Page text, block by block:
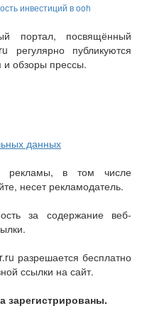
инвестиций в ooh
портал, посвящённый
регулярно публикуются
и обзоры прессы.
данных
рекламы, в том числе
несет рекламодатель.
за содержание веб-
разрешается бесплатно
ссылки на сайт.
зарегистрированы.